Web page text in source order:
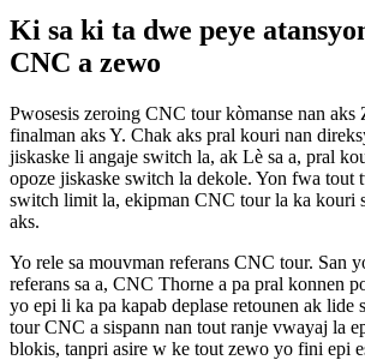
Ki sa ki ta dwe peye
CNC a zewo
Pwosesis zeroing CNC tour kòmanse nan aks
finalman aks Y. Chak aks pral kouri nan
jiskaske li angaje switch la, ak Lè sa a, pral
opoze jiskaske switch la dekole. Yon fwa tout
switch limit la, ekipman CNC tour la ka kouri
aks.
Yo rele sa mouvman referans CNC tour. San
referans sa a, CNC Thorne a pa pral konnen
yo epi li ka pa kapab deplase retounen ak lide
tour CNC a sispann nan tout ranje vwayaj la
blokis, tanpri asire w ke tout zewo yo fini epi